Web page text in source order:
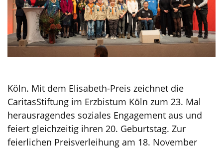
Köln. Mit dem Elisabeth-Preis zeichnet die
CaritasStiftung im Erzbistum Köln zum 23. Mal
herausragendes soziales Engagement aus und
feiert gleichzeitig ihren 20. Geburtstag. Zur
feierlichen Preisverleihung am 18. November